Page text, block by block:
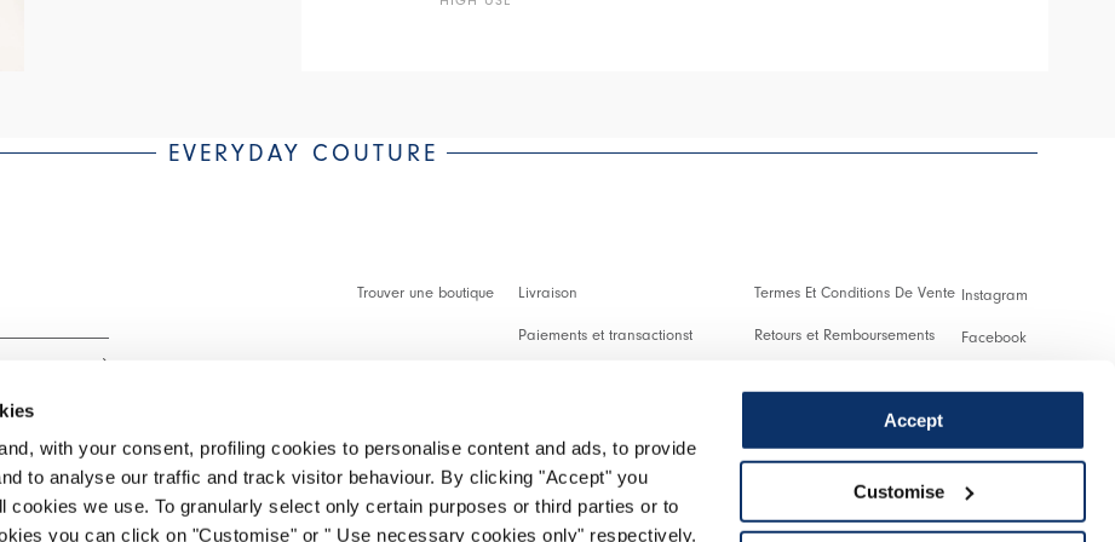
with your consent, profiling cookies to personalise content and ads, to provide
to analyse our traffic and track visitor behaviour. By clicking "Accept" you
cookies we use. To granularly select only certain purposes or third parties or to
you can click on "Customise" or " Use necessary cookies only" respectively.
Accept
Customise
EVERYDAY COUTURE
son intégralité.
Trouver une boutique Livraison
Paiements et transactionst
Effectuer un retour
Termes Et Conditions De Vente
Retours et Remboursements
Cookies
Instagram
Facebook
Twitter
Spotify